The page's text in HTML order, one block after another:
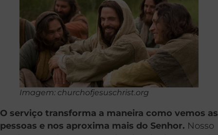
Imagem: churchofjesuschrist.org
O serviço transforma a maneira como vemos as
pessoas e nos aproxima mais do Senhor. Nosso